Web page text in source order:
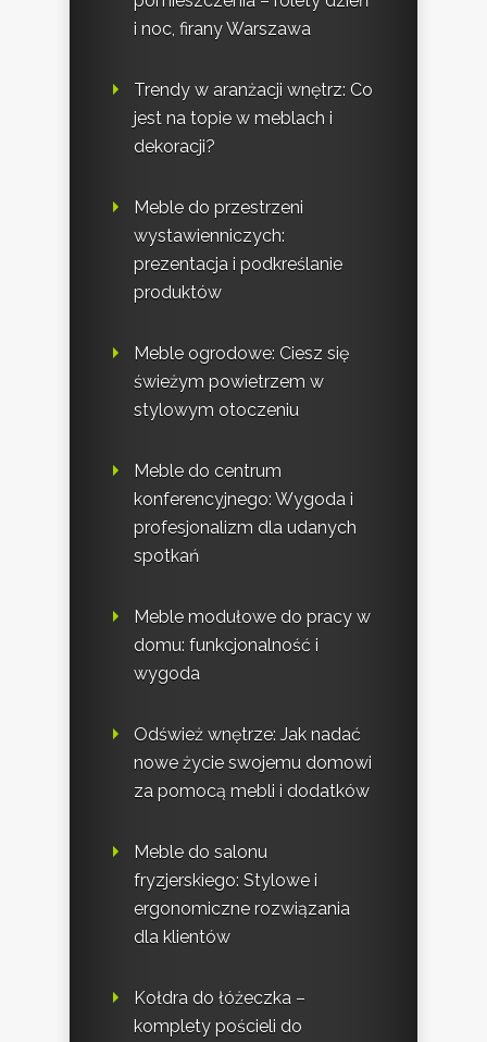
i noc, firany Warszawa
Trendy w aranżacji wnętrz: Co
jest na topie w meblach i
dekoracji?
Meble do przestrzeni
wystawienniczych:
prezentacja i podkreślanie
produktów
Meble ogrodowe: Ciesz się
świeżym powietrzem w
stylowym otoczeniu
Meble do centrum
konferencyjnego: Wygoda i
profesjonalizm dla udanych
spotkań
Meble modułowe do pracy w
domu: funkcjonalność i
wygoda
Odśwież wnętrze: Jak nadać
nowe życie swojemu domowi
za pomocą mebli i dodatków
Meble do salonu
fryzjerskiego: Stylowe i
ergonomiczne rozwiązania
dla klientów
Kołdra do łóżeczka –
komplety pościeli do